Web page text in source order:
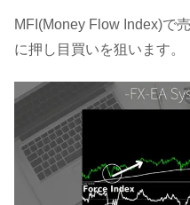
MFI(Money Flow Index)で
に押し目買いを狙います。